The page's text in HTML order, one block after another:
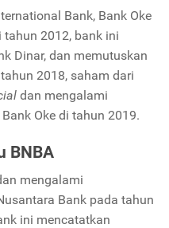
Bank, Bank Oke
2012, bank ini
Dinar, dan memutuskan
2018, saham dari
dan mengalami
Oke di tahun 2019.
BNBA
mengalami
Bank pada tahun
ini mencatatkan